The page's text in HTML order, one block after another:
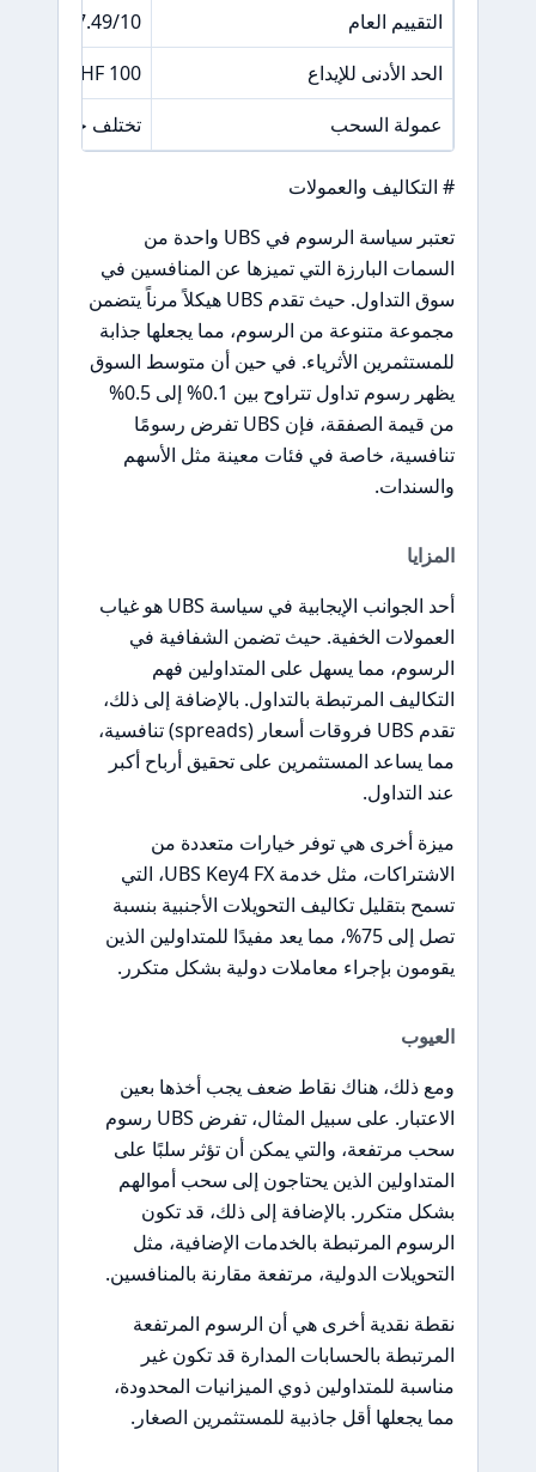
التقييم العام
7.49/10
الحد الأدنى للإيداع
100 CHF
عمولة السحب
تختلف حسب
# التكاليف والعمولات
تعتبر سياسة الرسوم في UBS واحدة من
السمات البارزة التي تميزها عن المنافسين في
سوق التداول. حيث تقدم UBS هيكلاً مرناً يتضمن
مجموعة متنوعة من الرسوم، مما يجعلها جذابة
للمستثمرين الأثرياء. في حين أن متوسط السوق
يظهر رسوم تداول تتراوح بين 0.1% إلى 0.5%
من قيمة الصفقة، فإن UBS تفرض رسومًا
تنافسية، خاصة في فئات معينة مثل الأسهم
والسندات.
المزايا
أحد الجوانب الإيجابية في سياسة UBS هو غياب
العمولات الخفية. حيث تضمن الشفافية في
الرسوم، مما يسهل على المتداولين فهم
التكاليف المرتبطة بالتداول. بالإضافة إلى ذلك،
تقدم UBS فروقات أسعار (spreads) تنافسية،
مما يساعد المستثمرين على تحقيق أرباح أكبر
عند التداول.
ميزة أخرى هي توفر خيارات متعددة من
الاشتراكات، مثل خدمة UBS Key4 FX، التي
تسمح بتقليل تكاليف التحويلات الأجنبية بنسبة
تصل إلى 75%، مما يعد مفيدًا للمتداولين الذين
يقومون بإجراء معاملات دولية بشكل متكرر.
العيوب
ومع ذلك، هناك نقاط ضعف يجب أخذها بعين
الاعتبار. على سبيل المثال، تفرض UBS رسوم
سحب مرتفعة، والتي يمكن أن تؤثر سلبًا على
المتداولين الذين يحتاجون إلى سحب أموالهم
بشكل متكرر. بالإضافة إلى ذلك، قد تكون
الرسوم المرتبطة بالخدمات الإضافية، مثل
التحويلات الدولية، مرتفعة مقارنة بالمنافسين.
نقطة نقدية أخرى هي أن الرسوم المرتفعة
المرتبطة بالحسابات المدارة قد تكون غير
مناسبة للمتداولين ذوي الميزانيات المحدودة،
مما يجعلها أقل جاذبية للمستثمرين الصغار.